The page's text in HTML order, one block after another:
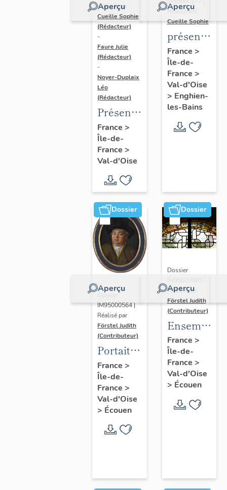
Aperçu
Réalisé par
Cueille Sophie
(Rédacteur)
-
Faure Julie
(Rédacteur)
-
Noyer-Duplaix
Léo
(Rédacteur)
Présentation
de
l'étude
du
de
l'agglomération
de
Cergy-
Pontoise
France >
Île-de-
France >
Val-d'Oise
Aperçu
Réalisé par
Cueille Sophie
de
l'étude
du
patrimoine
d'Enghien-
Les-
Bains
France >
Île-de-
France >
Val-d'Oise
> Enghien-
les-Bains
Dossier
Aperçu
Dossier
IM95000564 |
Réalisé par
Förstel Judith
(Contributeur)
Portait
d'homme
en
médaillon
ovale.
France >
Île-de-
France >
Val-d'Oise
> Écouen
Dossier
Aperçu
Dossier
Réalisé par
Förstel Judith
(Contributeur)
Ensemble
des
verrières
du
XVIIIe
siècle
France >
Île-de-
France >
Val-d'Oise
> Écouen